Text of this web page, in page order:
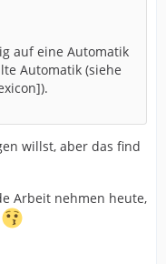
auf eine Automatik
Automatik (siehe
willst, aber das find
Arbeit nehmen heute,